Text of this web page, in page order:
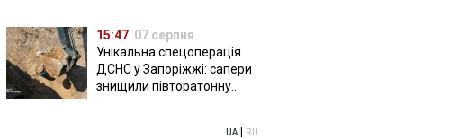
15:47 07 серпня
Унікальна спецоперація
ДСНС у Запоріжжі: сапери
знищили півторатонну
UA| RU